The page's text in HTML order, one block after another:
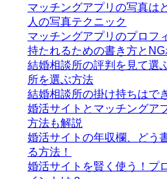
マッチングアプリの写真は
人の写真テクニック
マッチングアプリのプロフ
持たれるための書き方とNG
結婚相談所の評判を見て選
所を選ぶ方法
結婚相談所の掛け持ちはで
婚活サイトとマッチングア
方法も解説
婚活サイトの年収欄、どう
る方法！
婚活サイトを賢く使う！プ